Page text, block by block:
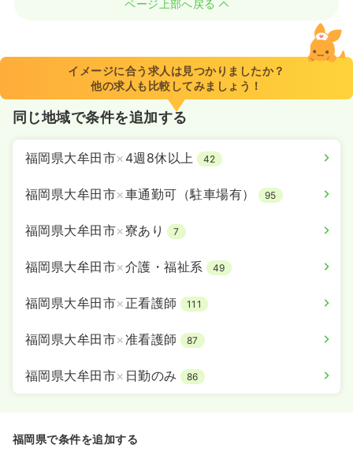
ページ上部へ戻る
イメージに合う求人は見つかりましたか？
他の求人も比較してみましょう！
同じ地域で条件を追加する
福岡県大牟田市× 4週8休以上 42
福岡県大牟田市×車通勤可（駐車場有） 95
福岡県大牟田市×寮あり 7
福岡県大牟田市×介護・福祉系 49
福岡県大牟田市× 正看護師 111
福岡県大牟田市×准看護師 87
福岡県大牟田市× 日勤のみ 86
福岡県で条件を追加する